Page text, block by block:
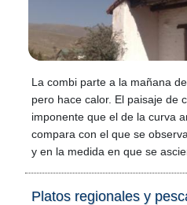
La combi parte a la mañana
pero hace calor. El paisaje de
imponente que el de la curva
compara con el que se
y en la medida en que se
Platos regionales y